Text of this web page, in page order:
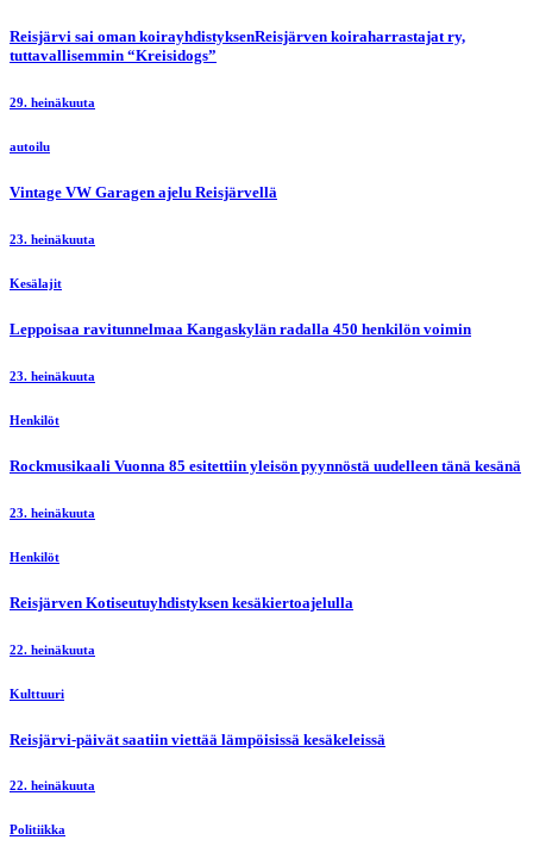
Reisjärvi sai oman koirayhdistyksenReisjärven koiraharrastajat ry,
tuttavallisemmin “Kreisidogs”
29. heinäkuuta
autoilu
Vintage VW Garagen ajelu Reisjärvellä
23. heinäkuuta
Kesälajit
Leppoisaa ravitunnelmaa Kangaskylän radalla 450 henkilön voimin
23. heinäkuuta
Henkilöt
Rockmusikaali Vuonna 85 esitettiin yleisön pyynnöstä uudelleen tänä kesänä
23. heinäkuuta
Henkilöt
Reisjärven Kotiseutuyhdistyksen kesäkiertoajelulla
22. heinäkuuta
Kulttuuri
Reisjärvi-päivät saatiin viettää lämpöisissä kesäkeleissä
22. heinäkuuta
Politiikka